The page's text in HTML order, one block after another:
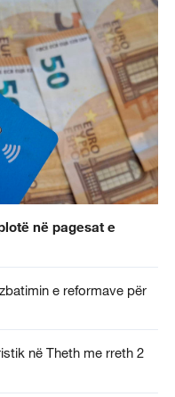
në pagesat e
e reformave për
në Theth me rreth 2